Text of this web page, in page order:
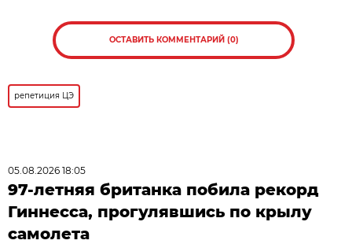
ОСТАВИТЬ КОММЕНТАРИЙ (0)
репетиция ЦЭ
05.08.2026 18:05
97-летняя британка побила рекорд
Гиннесса, прогулявшись по крылу
самолета